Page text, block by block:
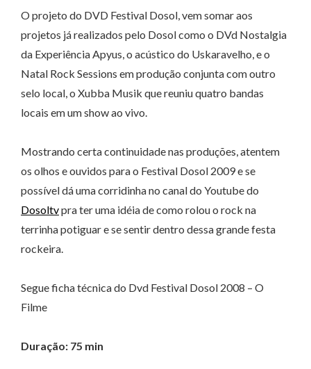
O projeto do DVD Festival Dosol, vem somar aos
projetos já realizados pelo Dosol como o DVd Nostalgia
da Experiência Apyus, o acústico do Uskaravelho, e o
Natal Rock Sessions em produção conjunta com outro
selo local, o Xubba Musik que reuniu quatro bandas
locais em um show ao vivo.
Mostrando certa continuidade nas produções, atentem
os olhos e ouvidos para o Festival Dosol 2009 e se
possível dá uma corridinha no canal do Youtube do
Dosoltvpra ter uma idéia de como rolou o rock na
terrinha potiguar e se sentir dentro dessa grande festa
rockeira.
Segue ficha técnica do Dvd Festival Dosol 2008 – O
Filme
Duração: 75 min